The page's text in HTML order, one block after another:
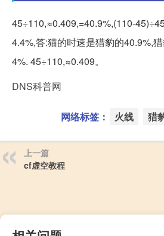
45÷110,≈0.409,=40.9%,(110-
4.4%,答:猫的时速是猎豹的40.9%,
4%. 45÷110,≈0.409。
DNS科普网
网络标签： 火线 猎
上一篇
cf虚空教程